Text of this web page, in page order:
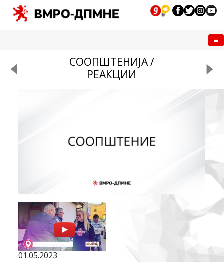
СООПШТЕНИЈА /
РЕАКЦИИ
01.05.2023